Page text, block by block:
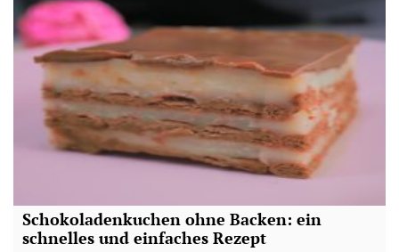
Schokoladenkuchen ohne Backen: ein
schnelles und einfaches Rezept